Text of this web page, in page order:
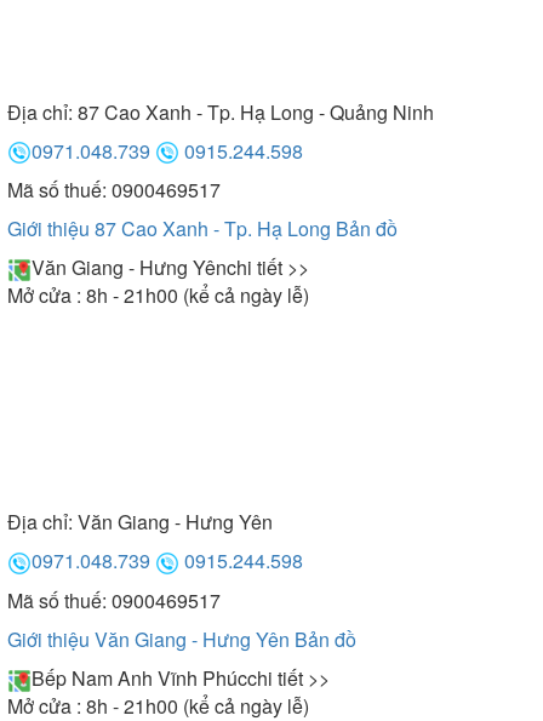
Địa chỉ: 87 Cao Xanh - Tp. Hạ Long - Quảng Ninh
0971.048.739
0915.244.598
Mã số thuế: 0900469517
Giới thiệu 87 Cao Xanh - Tp. Hạ Long Bản đồ
Văn Giang - Hưng Yênchi tiết >>
Mở cửa : 8h - 21h00 (kể cả ngày lễ)
Địa chỉ: Văn Giang - Hưng Yên
0971.048.739
0915.244.598
Mã số thuế: 0900469517
Giới thiệu Văn Giang - Hưng Yên Bản đồ
Bếp Nam Anh Vĩnh Phúcchi tiết >>
Mở cửa : 8h - 21h00 (kể cả ngày lễ)